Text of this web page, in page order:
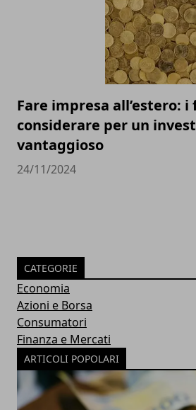
Fare impresa all’estero:
considerare per un
vantaggioso
24/11/2024
CATEGORIE
Economia
Azioni e Borsa
Consumatori
Finanza e Mercati
ARTICOLI POPOLARI